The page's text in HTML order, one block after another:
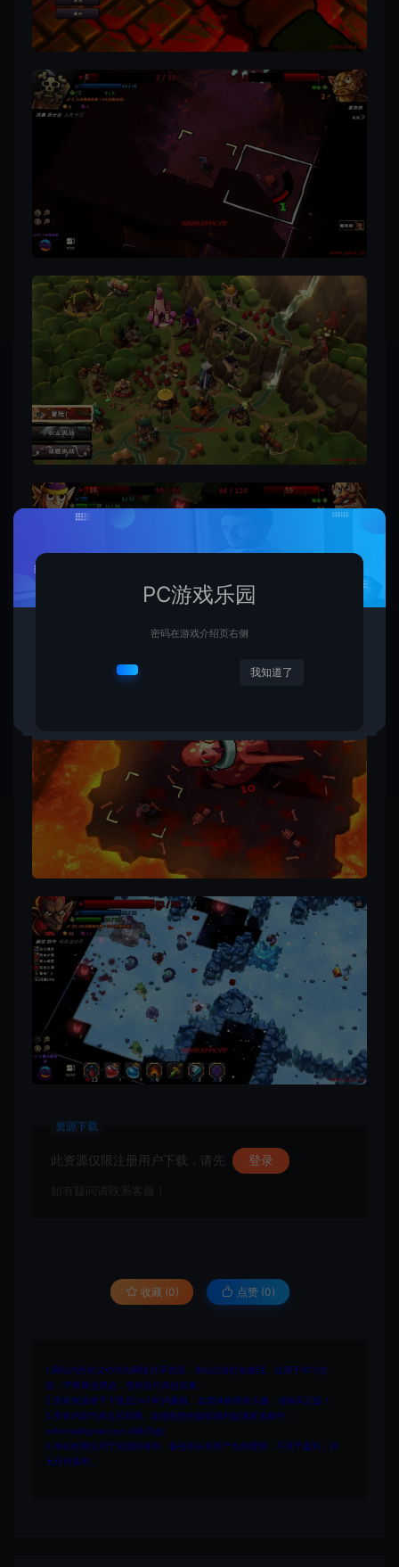
资源下载
此资源仅限注册用户下载，请先 登录
如有疑问请联系客服！
收藏 (0) 点赞 (0)
1.网站内所有文件均为网络共享资源，本站仅做打包整理。仅用于学习交
流，严禁商业用途，否则自行承担后果。
2.所有资源请于下载后24小时内删除。如需体验更多乐趣，请购买正版！
3.所有内容均来自互联网。如侵犯您的版权或利益请发送邮件：
cvformat#gmail.com (#换为@)
4.本站收费仅用于资源的保存、备份和分享所产生的费用，不用于盈利，亦
无任何盈利。
PC游戏乐园
密码在游戏介绍页右侧
我知道了